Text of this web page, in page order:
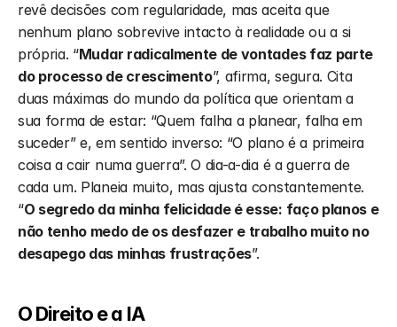
revê decisões com regularidade, mas aceita que
nenhum plano sobrevive intacto à realidade ou a si
própria. “Mudar radicalmente de vontades faz parte
do processo de crescimento”, afirma, segura. Cita
duas máximas do mundo da política que orientam a
sua forma de estar: “Quem falha a planear, falha em
suceder” e, em sentido inverso: “O plano é a primeira
coisa a cair numa guerra”. O dia-a-dia é a guerra de
cada um. Planeia muito, mas ajusta constantemente.
“O segredo da minha felicidade é esse: faço planos e
não tenho medo de os desfazer e trabalho muito no
desapego das minhas frustrações”.
O Direito e a IA